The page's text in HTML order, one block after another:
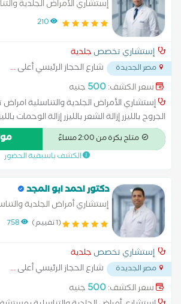
إستشاري الأمراض الجلدية
210
إستشاري تخصص جلدية
مصر الجديدة شارع الحجاز الرئيسي أعلى...
سعر الكشف:500 جنيه
إستشاري الأمراض الجلدية والتناسلية امراض
الجروح بالليزر إزالة الشعر بالليزر إزالة الوحمات
الليزر الكربوني تفتيح البشرة حساسية الجلد
الحروق علاج الإكزيما علاج البشرة علاج التجاعيد
الجلدية علاج التينيا بالليزر علاج الصدفية علاج
النمش علاج سقوط الشعر للسيدات علاج عين
فطريات الاظافر عمل الغمازات
متاح بكرة من 2:00 مساءً
الكشف باسبقية الحضور
دكتور احمد ابو المجد
إستشاري أمراض الجلدية
القوات المسلحة
(1 تقييم) 758
إستشاري تخصص جلدية
مصر الجديدة شارع الحجاز الرئيسي أعلى...
سعر الكشف:500 جنيه